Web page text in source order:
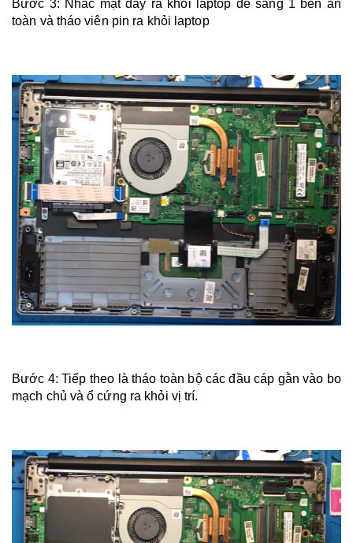
Bước 3: Nhấc mặt đáy ra khỏi laptop để sang 1 bên an
toàn và tháo viên pin ra khỏi laptop
Bước 4: Tiếp theo là tháo toàn bộ các đầu cáp gằn vào bo
mạch chủ và ổ cứng ra khỏi vị trí.